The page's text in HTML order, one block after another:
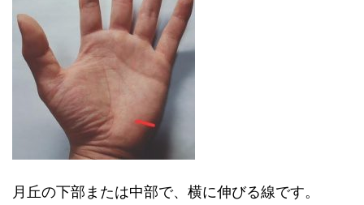
月丘の下部または中部で、横に伸びる線です。